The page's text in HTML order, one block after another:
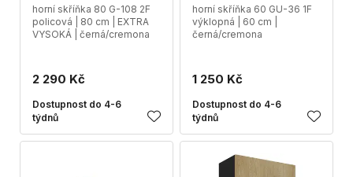
horní skříňka 80 G-108 2F
policová | 80 cm | EXTRA
VYSOKÁ | černá/cremona
2 290 Kč
Dostupnost do 4-6
týdnů
horní skříňka 60 GU-36 1F
výklopná | 60 cm |
černá/cremona
1 250 Kč
Dostupnost do 4-6
týdnů